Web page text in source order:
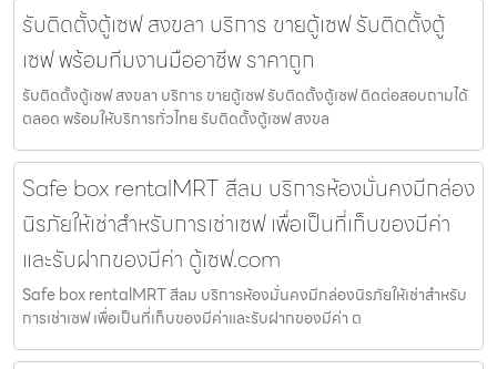
รับติดตั้งตู้เซฟ สงขลา บริการ ขายตู้เซฟ รับติดตั้งตู้
เซฟ พร้อมทีมงานมืออาชีพ ราคาถูก
รับติดตั้งตู้เซฟ สงขลา บริการ ขายตู้เซฟ รับติดตั้งตู้เซฟ ติดต่อสอบถามได้
ตลอด พร้อมให้บริการทั่วไทย รับติดตั้งตู้เซฟ สงขล
Safe box rentalMRT สีลม บริการห้องมั่นคงมีกล่อง
นิรภัยให้เช่าสำหรับการเช่าเซฟ เพื่อเป็นที่เก็บของมีค่า
และรับฝากของมีค่า ตู้เซฟ.com
Safe box rentalMRT สีลม บริการห้องมั่นคงมีกล่องนิรภัยให้เช่าสำหรับ
การเช่าเซฟ เพื่อเป็นที่เก็บของมีค่าและรับฝากของมีค่า ต